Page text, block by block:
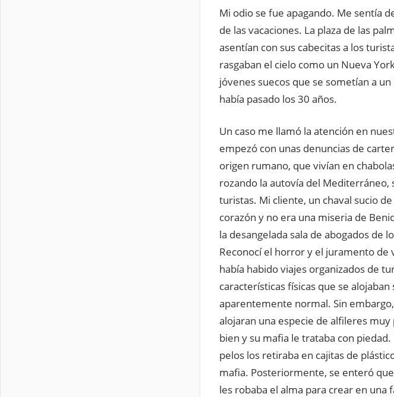
Mi odio se fue apagando. Me sentía
de las vacaciones. La plaza de las
asentían con sus cabecitas a los
rasgaban el cielo como un Nueva
jóvenes suecos que se sometían a
había pasado los 30 años.
Un caso me llamó la atención en
empezó con unas denuncias de
origen rumano, que vivían en
rozando la autovía del
turistas. Mi cliente, un chaval sucio
corazón y no era una miseria de
la desangelada sala de abogados de
Reconocí el horror y el juramento de
había habido viajes organizados de
características físicas que se
aparentemente normal. Sin
alojaran una especie de alfileres
bien y su mafia le trataba con
pelos los retiraba en cajitas de
mafia. Posteriormente, se enteró
les robaba el alma para crear en